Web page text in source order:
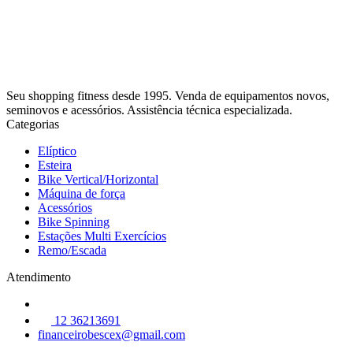
Seu shopping fitness desde 1995. Venda de equipamentos novos,
seminovos e acessórios. Assistência técnica especializada.
Categorias
Elíptico
Esteira
Bike Vertical/Horizontal
Máquina de força
Acessórios
Bike Spinning
Estações Multi Exercícios
Remo/Escada
Atendimento
12 36213691
financeirobescex@gmail.com